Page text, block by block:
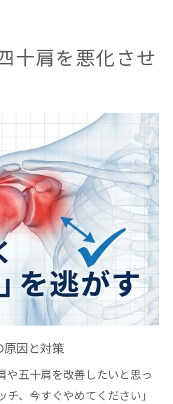
十肩を悪化させ
原因と対策
や五十肩を改善したいと思っ
、今すぐやめてください」